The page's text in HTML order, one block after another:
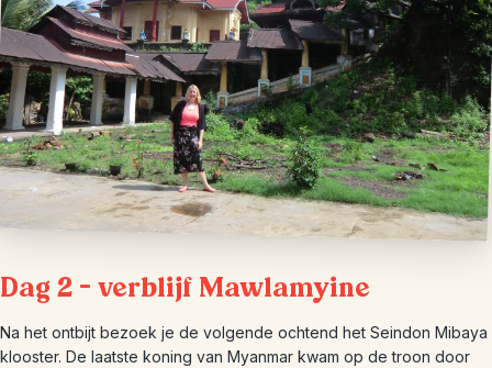
Dag 2 – verblijf Mawlamyine
Na het ontbijt bezoek je de volgende ochtend het Seindon Mibaya
klooster. De laatste koning van Myanmar kwam op de troon door